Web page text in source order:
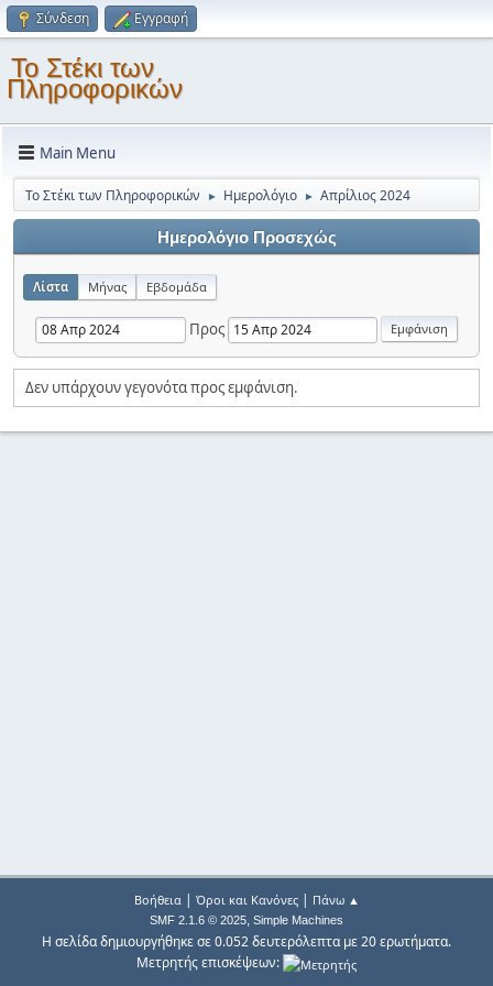
Σύνδεση Εγγραφή
Το Στέκι των
Πληροφορικών
Main Menu
Το Στέκι των Πληροφορικών ► Ημερολόγιο ► Απρίλιος 2024
Ημερολόγιο Προσεχώς
Λίστα Μήνας Εβδομάδα
Προς
Δεν υπάρχουν γεγονότα προς εμφάνιση.
Βοήθεια| Όροι και Κανόνες| Πάνω ▲
SMF 2.1.6 © 2025, Simple Machines
Η σελίδα δημιουργήθηκε σε 0.052 δευτερόλεπτα με 20 ερωτήματα.
Μετρητής επισκέψεων: